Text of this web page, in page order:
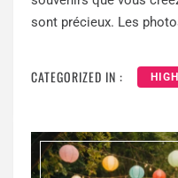
sont précieux. Les
CATEGORIZED IN :